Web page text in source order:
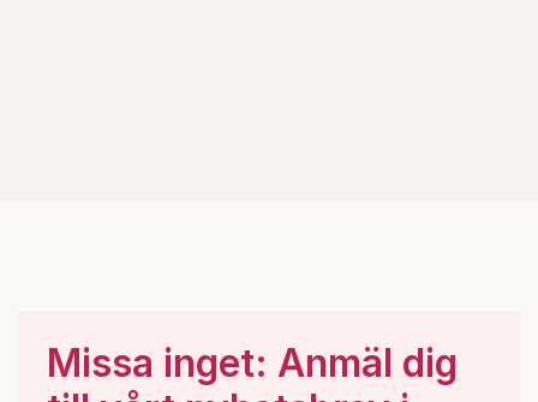
Missa inget: Anmäl dig